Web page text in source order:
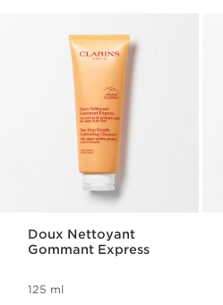
Doux Nettoyant
Gommant Express
125 ml